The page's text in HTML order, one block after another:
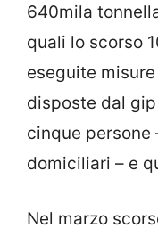
640mila
quali lo scorso
eseguite
disposte dal
cinque persone
domiciliari – e
Nel marzo